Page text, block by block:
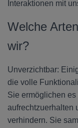
Interaktionen mit
Welche
wir?
Unverzichtbar:
die volle
Sie ermöglichen
aufrechtzuerhalten
verhindern. Sie